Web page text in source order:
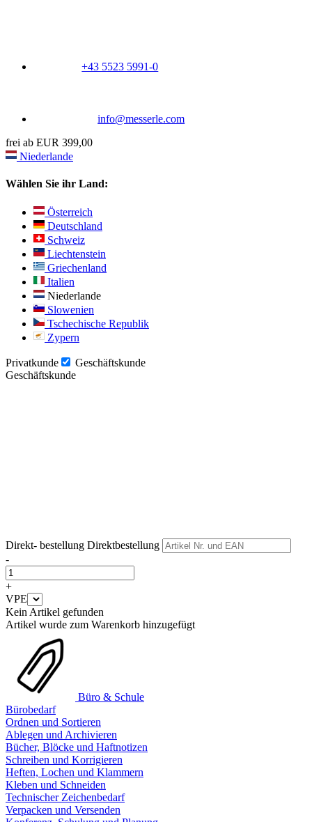
+43 5523 5991-0
info@messerle.com
frei ab EUR 399,00
Niederlande
Wählen Sie ihr Land:
Österreich
Deutschland
Schweiz
Liechtenstein
Griechenland
Italien
Niederlande
Slowenien
Tschechische Republik
Zypern
Privatkunde
Geschäftskunde
Geschäftskunde
Direkt- bestellung Direktbestellung
-
+
VPE
Kein Artikel gefunden
Artikel wurde zum Warenkorb hinzugefügt
Büro & Schule
Bürobedarf
Ordnen und Sortieren
Ablegen und Archivieren
Bücher, Blöcke und Haftnotizen
Schreiben und Korrigieren
Heften, Lochen und Klammern
Kleben und Schneiden
Technischer Zeichenbedarf
Verpacken und Versenden